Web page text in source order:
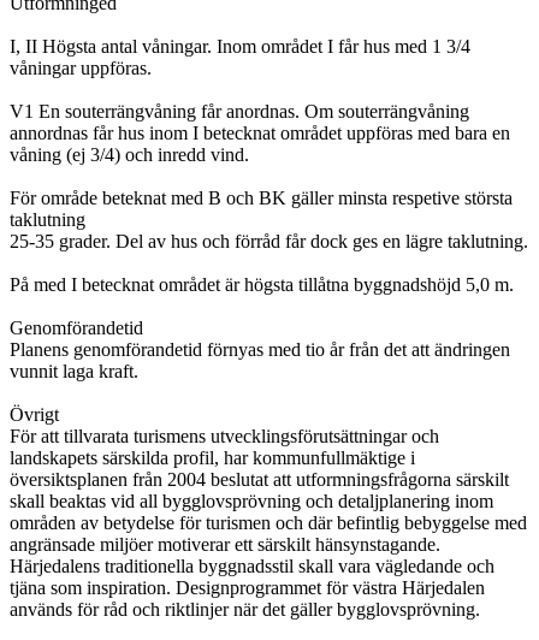
I, II Högsta antal våningar. Inom området I får hus med 1 3/4
våningar uppföras.
V1 En souterrängvåning får anordnas. Om souterrängvåning
annordnas får hus inom I betecknat området uppföras med bara en
våning (ej 3/4) och inredd vind.
För område beteknat med B och BK gäller minsta respetive största
taklutning
25-35 grader. Del av hus och förråd får dock ges en lägre taklutning.
På med I betecknat området är högsta tillåtna byggnadshöjd 5,0 m.
Genomförandetid
Planens genomförandetid förnyas med tio år från det att ändringen
vunnit laga kraft.
Övrigt
För att tillvarata turismens utvecklingsförutsättningar och
landskapets särskilda profil, har kommunfullmäktige i
översiktsplanen från 2004 beslutat att utformningsfrågorna särskilt
skall beaktas vid all bygglovsprövning och detaljplanering inom
områden av betydelse för turismen och där befintlig bebyggelse med
angränsade miljöer motiverar ett särskilt hänsynstagande.
Härjedalens traditionella byggnadsstil skall vara vägledande och
tjäna som inspiration. Designprogrammet för västra Härjedalen
används för råd och riktlinjer när det gäller bygglovsprövning.